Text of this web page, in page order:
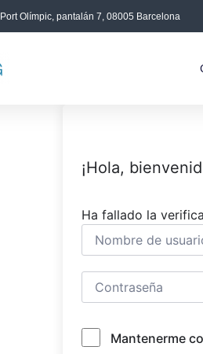
Port Olímpic, pantalán 7, 08005 Barcelona
¡Hola,
Ha fallado la
Mantenerme